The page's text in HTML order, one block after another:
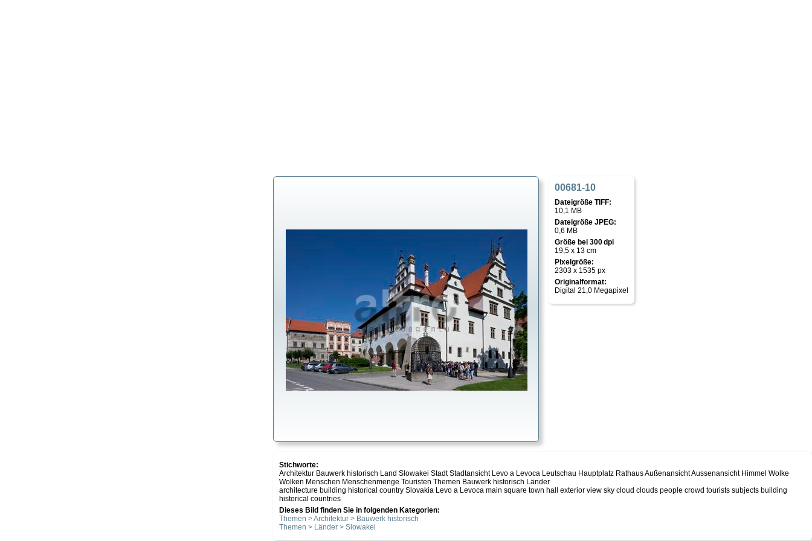
00681-10
Dateigröße TIFF:
10,1 MB
Dateigröße JPEG:
0,6 MB
Größe bei 300 dpi
19,5 x 13 cm
Pixelgröße:
2303 x 1535 px
Originalformat:
Digital 21,0 Megapixel
Stichworte:
Architektur Bauwerk historisch Land Slowakei Stadt Stadtansicht Levo a Levoca Leutschau Hauptplatz Rathaus Außenansicht Aussenansicht Himmel Wolke
Wolken Menschen Menschenmenge Touristen Themen Bauwerk historisch Länder
architecture building historical country Slovakia Levo a Levoca main square town hall exterior view sky cloud clouds people crowd tourists subjects building
historical countries
Dieses Bild finden Sie in folgenden Kategorien:
Themen > Architektur > Bauwerk historisch
Themen > Länder > Slowakei